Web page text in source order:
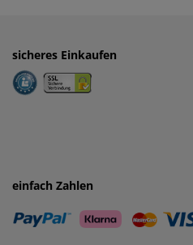
sicheres Einkaufen
einfach Zahlen